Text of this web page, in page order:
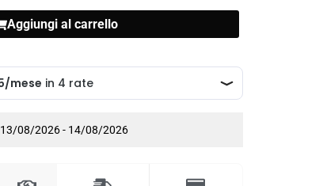
Aggiungi al carrello
13/08/2026 - 14/08/2026